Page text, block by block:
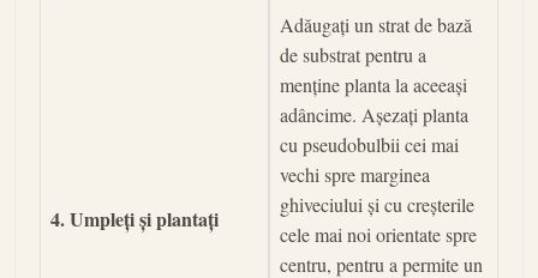
4. Umpleți și plantați
Adăugați un strat de bază
de substrat pentru a
menține planta la aceeași
adâncime. Așezați planta
cu pseudobulbii cei mai
vechi spre marginea
ghiveciului și cu creșterile
cele mai noi orientate spre
centru, pentru a permite un